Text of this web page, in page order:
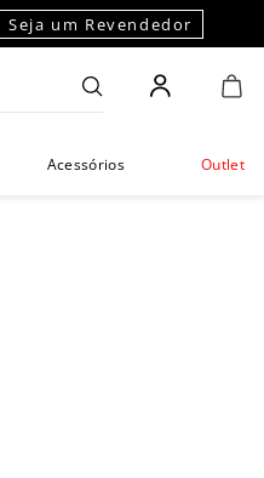
Seja um Revendedor
Acessórios Outlet